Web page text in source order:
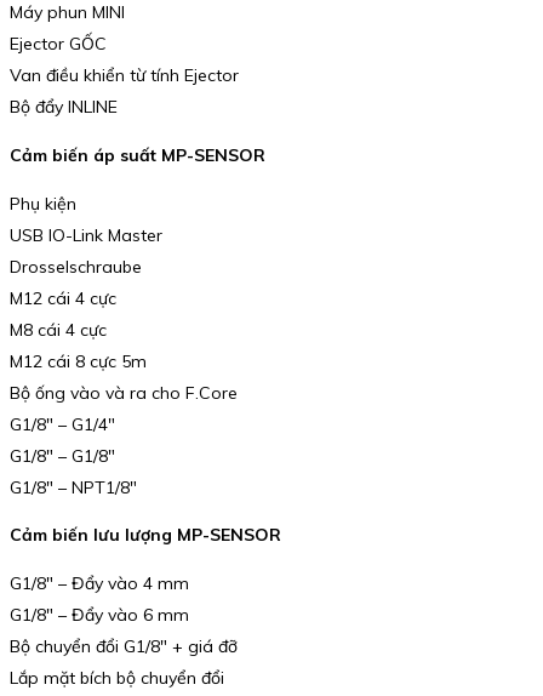
Máy phun MINI
Ejector GỐC
Van điều khiển từ tính Ejector
Bộ đẩy INLINE
Cảm biến áp suất MP-SENSOR
Phụ kiện
USB IO-Link Master
Drosselschraube
M12 cái 4 cực
M8 cái 4 cực
M12 cái 8 cực 5m
Bộ ống vào và ra cho F.Core
G1/8″ – G1/4″
G1/8″ – G1/8″
G1/8″ – NPT1/8″
Cảm biến lưu lượng MP-SENSOR
G1/8″ – Đẩy vào 4 mm
G1/8″ – Đẩy vào 6 mm
Bộ chuyển đổi G1/8″ + giá đỡ
Lắp mặt bích bộ chuyển đổi